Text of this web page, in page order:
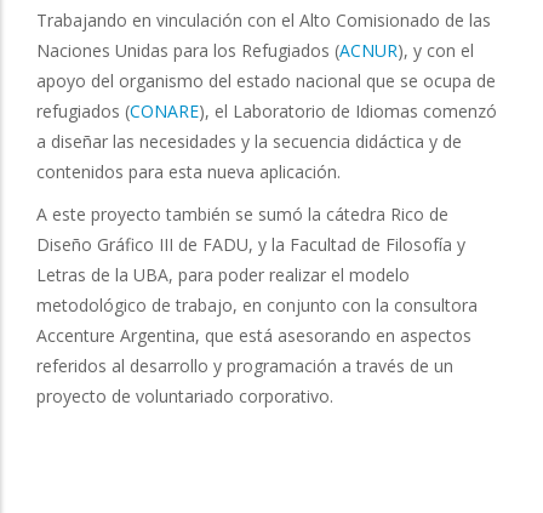
Trabajando en vinculación con el Alto Comisionado de las
Naciones Unidas para los Refugiados (ACNUR), y con el
apoyo del organismo del estado nacional que se ocupa de
refugiados (CONARE), el Laboratorio de Idiomas comenzó
a diseñar las necesidades y la secuencia didáctica y de
contenidos para esta nueva aplicación.
A este proyecto también se sumó la cátedra Rico de
Diseño Gráfico III de FADU, y la Facultad de Filosofía y
Letras de la UBA, para poder realizar el modelo
metodológico de trabajo, en conjunto con la consultora
Accenture Argentina, que está asesorando en aspectos
referidos al desarrollo y programación a través de un
proyecto de voluntariado corporativo.